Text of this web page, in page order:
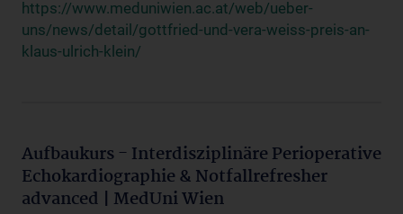
https://www.meduniwien.ac.at/web/ueber-
uns/news/detail/gottfried-und-vera-weiss-preis-an-
klaus-ulrich-klein/
Aufbaukurs - Interdisziplinäre Perioperative
Echokardiographie & Notfallrefresher
advanced | MedUni Wien